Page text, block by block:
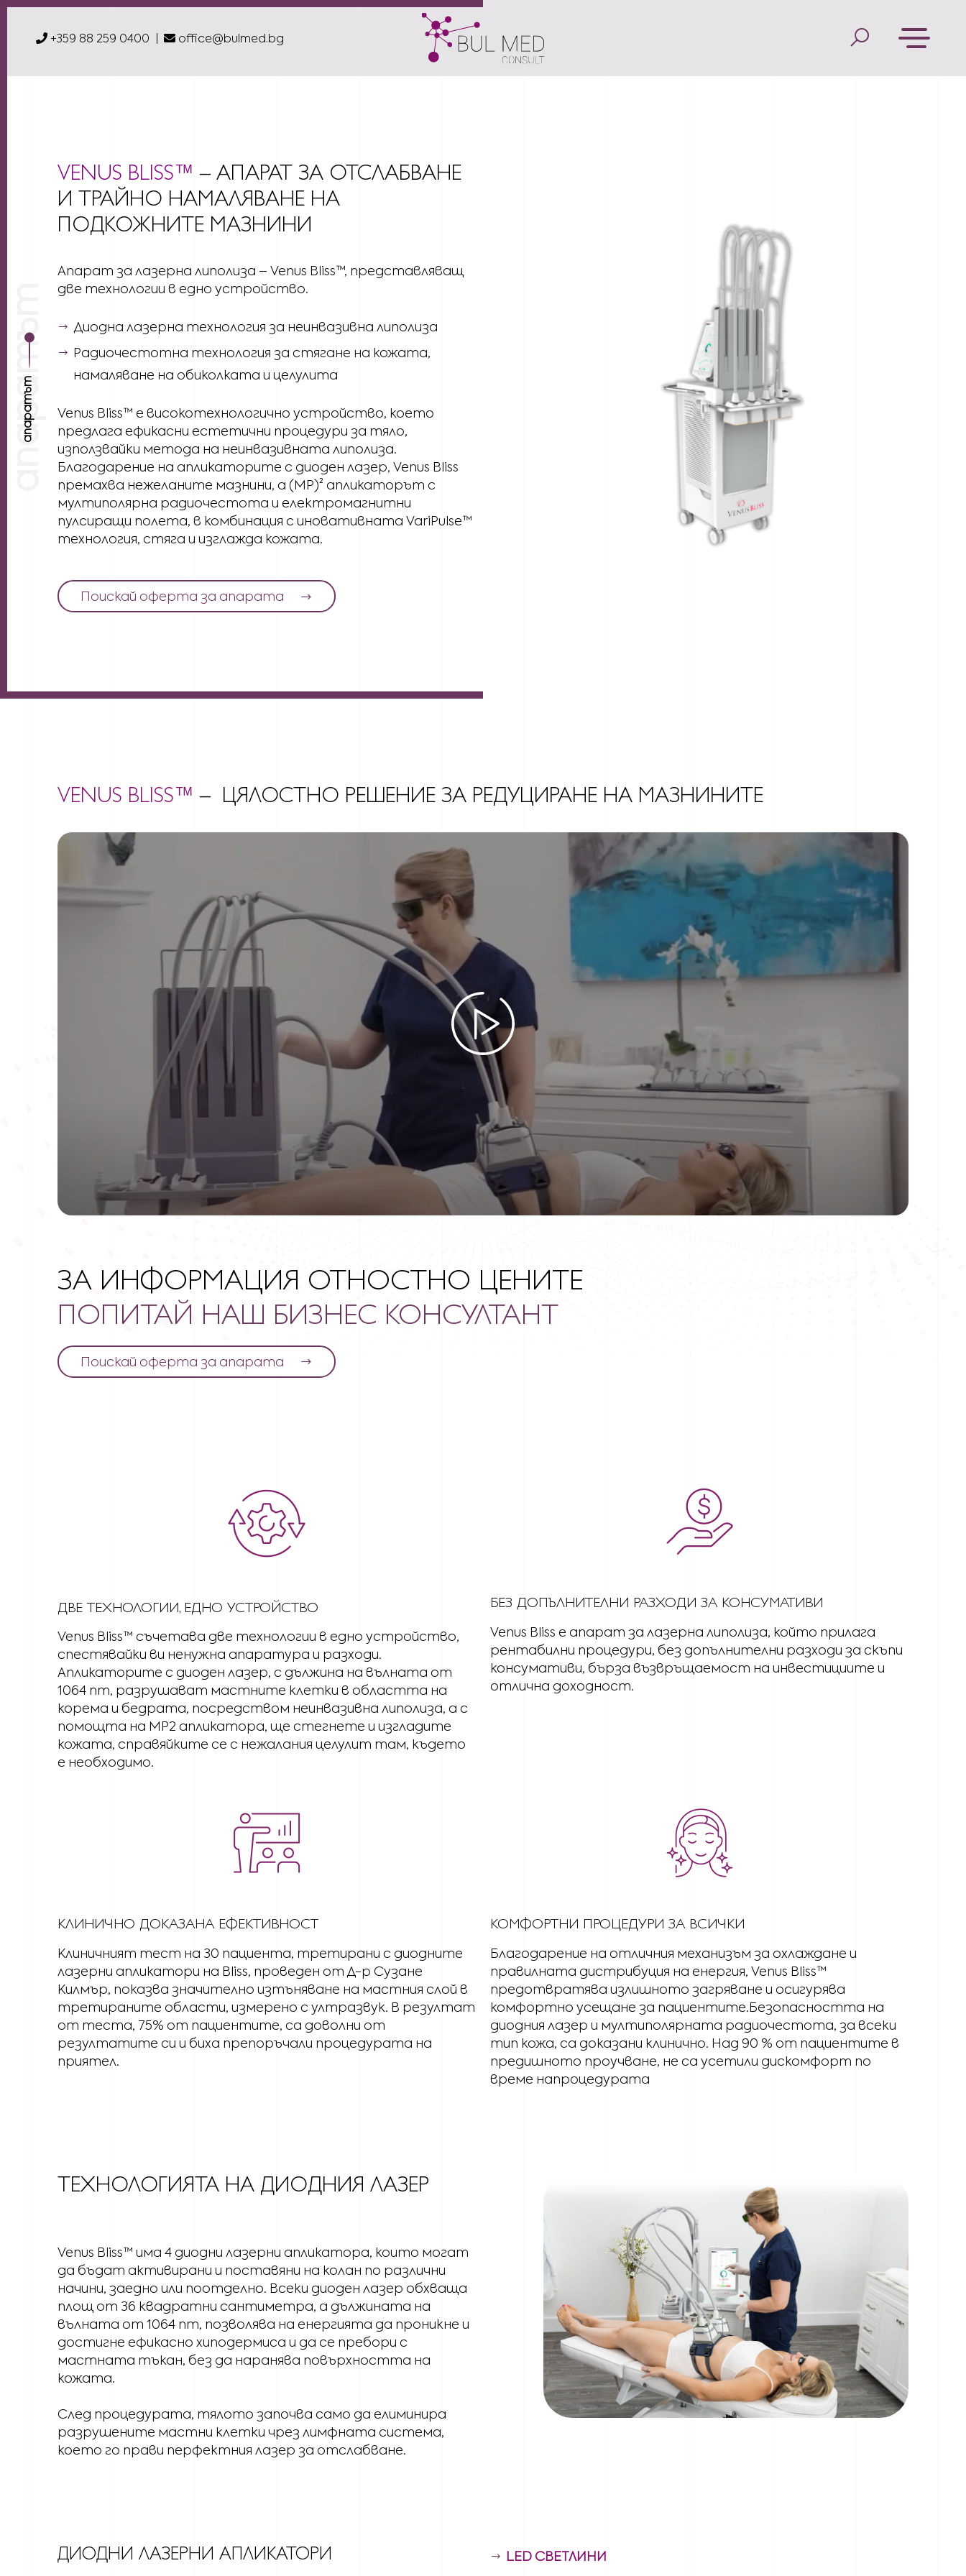
+359 88 259 0400 office@bulmed.bg
апаратът
VENUS BLISS™ – АПАРАТ ЗА ОТСЛАБВАНЕ
И ТРАЙНО НАМАЛЯВАНЕ НА
ПОДКОЖНИТЕ МАЗНИНИ
Апарат за лазерна липолиза – Venus Bliss™, представляващ
две технологии в едно устройство.
Диодна лазерна технология за неинвазивна липолиза
Радиочестотна технология за стягане на кожата,
намаляване на обиколката и целулита
Venus Bliss™ е високотехнологично устройство, което
предлага ефикасни естетични процедури за тяло,
използвайки метода на неинвазивната липолиза.
Благодарение на апликаторите с диоден лазер, Venus Bliss
премахва нежеланите мазнини, а (MP)² апликаторът с
мултиполярна радиочестота и електромагнитни
пулсиращи полета, в комбинация с иновативната VariPulse™
технология, стяга и изглажда кожата.
Поискай оферта за апарата
VENUS BLISS™ – ЦЯЛОСТНО РЕШЕНИЕ ЗА РЕДУЦИРАНЕ НА МАЗНИНИТЕ
ЗА ИНФОРМАЦИЯ ОТНОСТНО ЦЕНИТЕ
ПОПИТАЙ НАШ БИЗНЕС КОНСУЛТАНТ
Поискай оферта за апарата
ДВЕ ТЕХНОЛОГИИ, ЕДНО УСТРОЙСТВО
Venus Bliss™ съчетава две технологии в едно устройство,
спестявайки ви ненужна апаратура и разходи.
Aпликаторите с диоден лазер, с дължина на вълната от
1064 nm, разрушават мастните клетки в областта на
корема и бедрата, посредством неинвазивна липолиза, а с
помощта на MP2 апликатора, ще стегнете и изгладите
кожата, справяйките се с нежалания целулит там, където
е необходимо.
БЕЗ ДОПЪЛНИТЕЛНИ РАЗХОДИ ЗА КОНСУМАТИВИ
Venus Bliss е апарат за лазерна липолиза, който прилага
рентабилни процедури, без допълнителни разходи за скъпи
консумативи, бърза възвръщаемост на инвестициите и
отлична доходност.
КЛИНИЧНО ДОКАЗАНА ЕФЕКТИВНОСТ
Клиничният тест на 30 пациента, третирани с диодните
лазерни апликатори на Bliss, проведен от Д-р Сузане
Килмър, показва значително изтъняване на мастния слой в
третираните области, измерено с ултразвук. В резултат
от теста, 75% от пациентите, са доволни от
резултатите си и биха препоръчали процедурата на
приятел.
КОМФОРТНИ ПРОЦЕДУРИ ЗА ВСИЧКИ
Благодарение на отличния механизъм за охлаждане и
правилната дистрибуция на енергия, Venus Bliss™
предотвратява излишното загряване и осигурява
комфортно усещане за пациентите.Безопасността на
диодния лазер и мултиполярната радиочестота, за всеки
тип кожа, са доказани клинично. Над 90 % от пациентите в
предишното проучване, не са усетили дискомфорт по
време напроцедурата
ТЕХНОЛОГИЯТА НА ДИОДНИЯ ЛАЗЕР
Venus Bliss™ има 4 диодни лазерни апликатора, които могат
да бъдат активирани и поставяни на колан по различни
начини, заедно или поотделно. Всеки диоден лазер обхваща
площ от 36 квадратни сантиметра, а дължината на
вълната от 1064 nm, позволява на енергията да проникне и
достигне ефикасно хиподермиса и да се пребори с
мастната тъкан, без да наранява повърхността на
кожата.
След процедурата, тялото започва само да елиминира
разрушените мастни клетки чрез лимфната система,
което го прави перфектния лазер за отслабване.
ДИОДНИ ЛАЗЕРНИ АПЛИКАТОРИ LED СВЕТЛИНИ